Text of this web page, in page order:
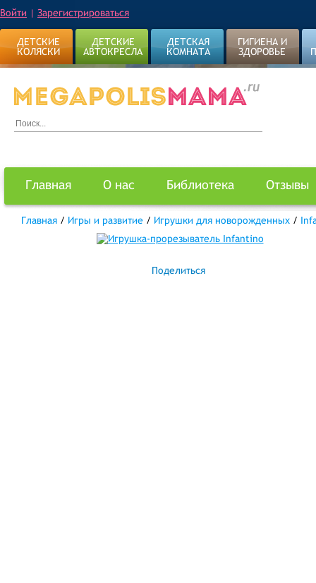
Войти | Зарегистрироваться
ДЕТСКИЕ
КОЛЯСКИ
ДЕТСКИЕ
АВТОКРЕСЛА
ДЕТСКАЯ
КОМНАТА
ГИГИЕНА И
ЗДОРОВЬЕ
Главная О нас Библиотека Отзывы
Главная / Игры и развитие / Игрушки для новорожденных /
Поделиться